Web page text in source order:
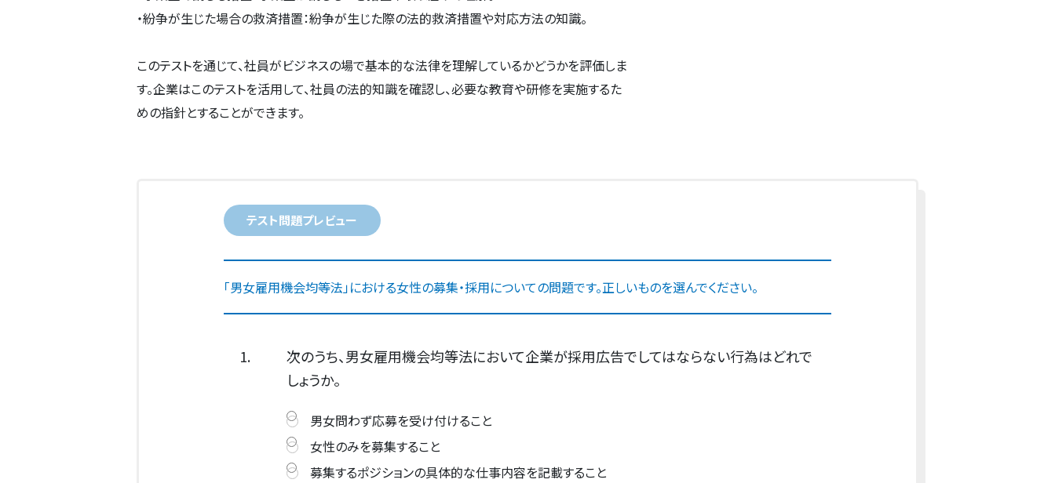
・紛争が生じた場合の救済措置：紛争が生じた際の法的救済措置や対応方法の知識。
このテストを通じて、社員がビジネスの場で基本的な法律を理解しているかどうかを評価しま
す。企業はこのテストを活用して、社員の法的知識を確認し、必要な教育や研修を実施するた
めの指針とすることができます。
テスト問題プレビュー
「男女雇用機会均等法」における女性の募集・採用についての問題です。正しいものを選んでください。
1.
次のうち、男女雇用機会均等法において企業が採用広告でしてはならない行為はどれで
しょうか。
男女問わず応募を受け付けること
女性のみを募集すること
募集するポジションの具体的な仕事内容を記載すること